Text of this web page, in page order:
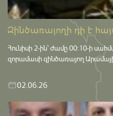
Զինծառայողի դի է
Հունիսի 2-ին՝ ժամը 00:10-ի
զորամասի զինծառայող
02.06.26